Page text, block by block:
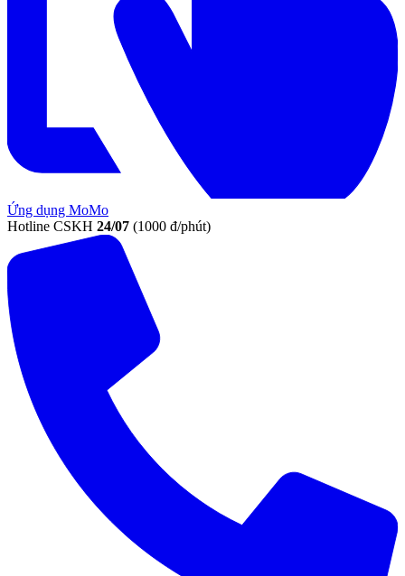
Ứng dụng MoMo
Hotline CSKH 24/07 (1000 đ/phút)